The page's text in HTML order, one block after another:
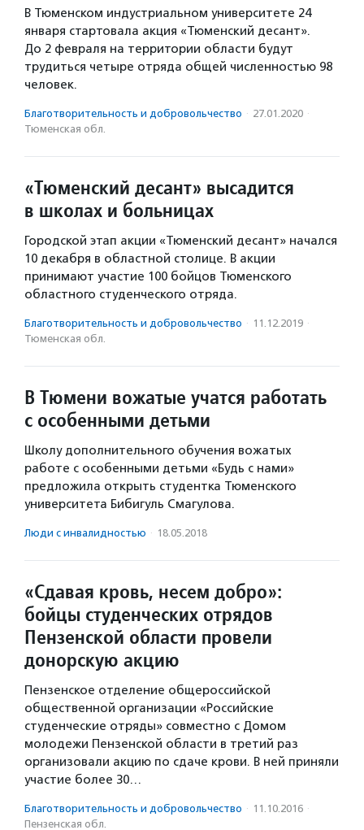
В Тюменском индустриальном университете 24
января стартовала акция «Тюменский десант».
До 2 февраля на территории области будут
трудиться четыре отряда общей численностью 98
человек.
Благотвори­тель­ность и доброволь­чест­во · 27.01.2020 ·
Тюменская обл.
«Тюменский десант» высадится
в школах и больницах
Городской этап акции «Тюменский десант» начался
10 декабря в областной столице. В акции
принимают участие 100 бойцов Тюменского
областного студенческого отряда.
Благотвори­тель­ность и доброволь­чест­во · 11.12.2019 ·
Тюменская обл.
В Тюмени вожатые учатся работать
с особенными детьми
Школу дополнительного обучения вожатых
работе с особенными детьми «Будь с нами»
предложила открыть студентка Тюменского
университета Бибигуль Смагулова.
Люди с инвалидностью · 18.05.2018
«Сдавая кровь, несем добро»:
бойцы студенческих отрядов
Пензенской области провели
донорскую акцию
Пензенское отделение общероссийской
общественной организации «Российские
студенческие отряды» совместно с Домом
молодежи Пензенской области в третий раз
организовали акцию по сдаче крови. В ней приняли
участие более 30…
Благотвори­тель­ность и доброволь­чест­во · 11.10.2016 ·
Пензенская обл.